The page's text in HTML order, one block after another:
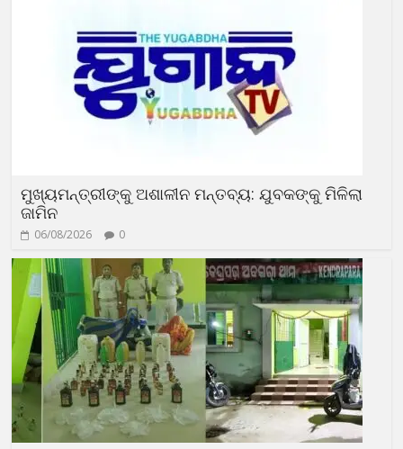
ମୁଖ୍ୟମନ୍ତ୍ରୀଙ୍କୁ ଅଶାଳୀନ ମନ୍ତବ୍ୟ: ଯୁବକଙ୍କୁ ମିଳିଲା
ଜାମିନ
06/08/2026 0